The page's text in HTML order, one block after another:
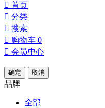
 首页
 分类
 搜索
 购物车 0
 会员中心
确定 取消
品牌
全部